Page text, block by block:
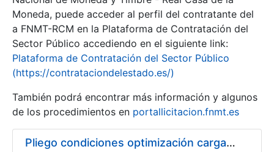
Erakutsi/Ezkutatu
Moneda, puede acceder al perfil del contratante del
a FNMT-RCM en la Plataforma de Contratación del
Sector Público accediendo en el siguiente link:
Plataforma de Contratación del Sector Público
(https://contrataciondelestado.es/)
También podrá encontrar más información y algunos
de los procedimientos en portallicitacion.fnmt.es
Pliego condiciones optimización cargas compras firmado